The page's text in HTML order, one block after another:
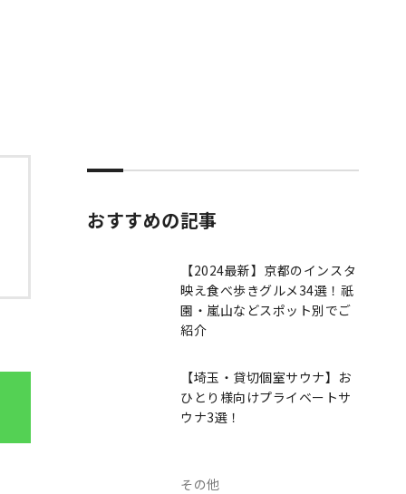
おすすめの記事
【2024最新】京都のインスタ
映え食べ歩きグルメ34選！祇
園・嵐山などスポット別でご
紹介
【埼玉・貸切個室サウナ】お
ひとり様向けプライベートサ
ウナ3選！
その他